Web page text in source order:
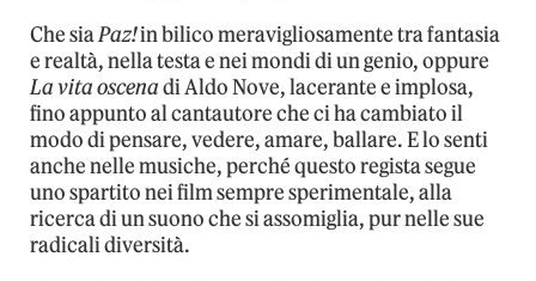
Che siaPaz!in bilico meravigliosamente tra fantasia
e realtà, nella testa e nei mondi di un genio, oppure
La vita oscenadi Aldo Nove, lacerante e implosa,
fino appunto al cantautore che ci ha cambiato il
modo di pensare, vedere, amare, ballare. E lo senti
anche nelle musiche, perché questo regista segue
uno spartito nei film sempre sperimentale, alla
ricerca di un suono che si assomiglia, pur nelle sue
radicali diversità.